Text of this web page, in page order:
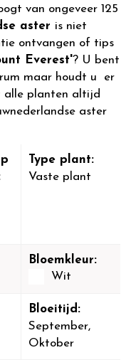
van ongeveer 125
aster is niet
ontvangen of tips
Everest'? U bent
maar houdt u er
alle planten altijd
aster
Type plant:
Vaste plant
Bloemkleur:
Wit
Bloeitijd:
September,
Oktober